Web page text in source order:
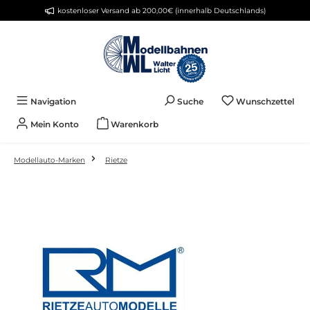
Zum Hauptinhalt springenkostenloser Versand ab 200,00€ (innerhalb Deutschlands)
Navigation Suche WunschzettelDu
Mein Konto Warenkorb
Modellauto-Marken Rietze